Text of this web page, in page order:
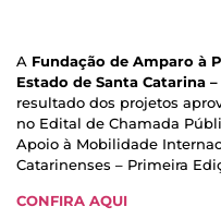
A Fundação de Amparo à
Estado de Santa Catarina –
resultado dos projetos
no Edital de Chamada
Apoio à Mobilidade
Catarinenses – Primeira
CONFIRA AQUI